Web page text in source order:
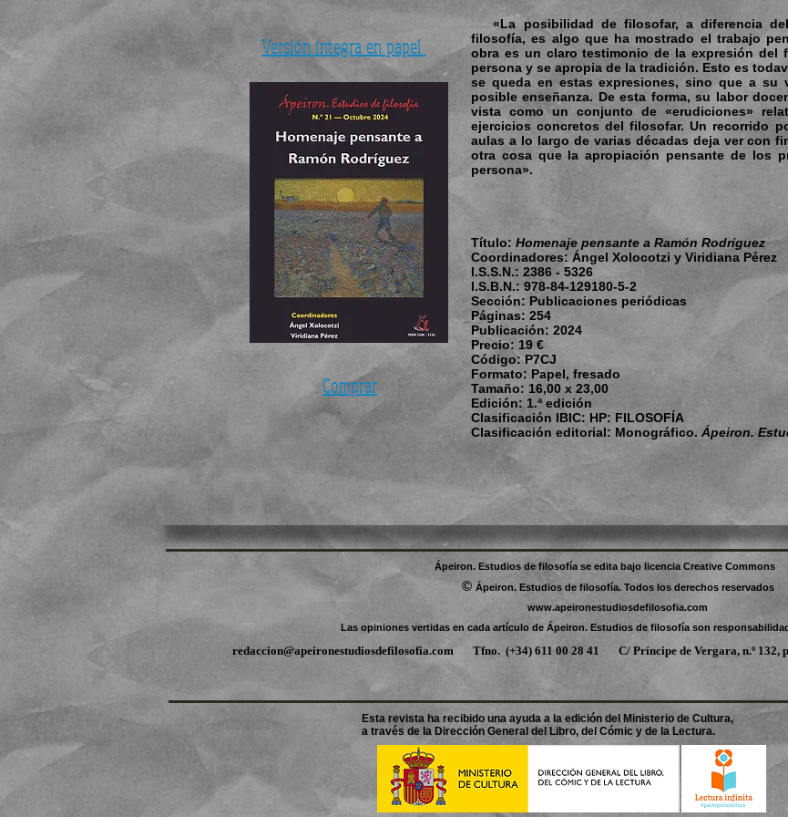
Versión íntegra en papel
Comprar
«La posibilidad de filosofar, a diferencia
filosofía, es algo que ha mostrado el trabajo
obra es un claro testimonio de la expresión del
persona y se apropia de la tradición. Esto es
se queda en estas expresiones, sino que a su
posible enseñanza. De esta forma, su labor
vista como un conjunto de «erudiciones»
ejercicios concretos del filosofar. Un recorrido
aulas a lo largo de varias décadas deja ver con
otra cosa que la apropiación pensante de los
persona».
Título: Homenaje pensante a Ramón Rodríguez
Coordinadores: Ángel Xolocotzi y Viridiana Pérez
I.S.S.N.: 2386 - 5326
I.S.B.N.: 978-84-129180-5-2
Sección: Publicaciones periódicas
Páginas: 254
Publicación: 2024
Precio: 19 €
Código:P7CJ
Formato: Papel, fresado
Tamaño: 16,00 x 23,00
Edición: 1.ª edición
Clasificación IBIC: HP: FILOSOFÍA
Clasificación editorial: Monográfico. Ápeiron.
Ápeiron. Estudios de filosofía se edita bajo licencia Creative Commons
© Ápeiron. Estudios de filosofía. Todos los derechos reservados
www.apeironestudiosdefilosofia.com
Las opiniones vertidas en cada artículo de Ápeiron. Estudios de filosofía son
redaccion@apeironestudiosdefilosofia.comTfno. (+34) 611 00 28 41 C/ Príncipe de Vergara,
Esta revista ha recibido una ayuda a la edición del Ministerio de Cultura,
a través de la Dirección General del Libro, del Cómic y de la Lectura.